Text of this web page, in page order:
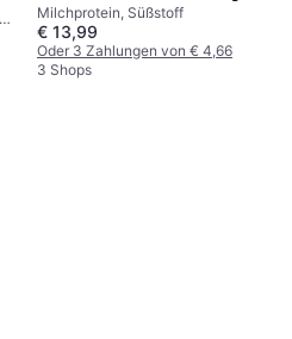
Milchprotein, Süßstoff
€ 13,99
Oder 3 Zahlungen von € 4,66
3 Shops